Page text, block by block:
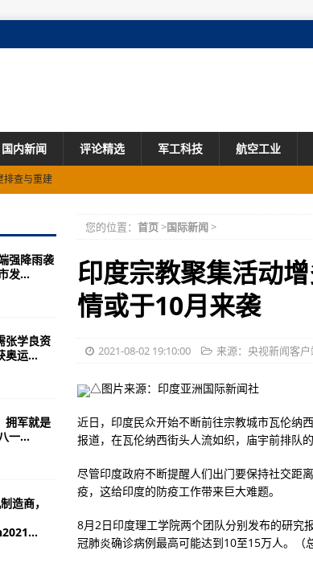
国内新闻 评论精选 军工科技 航空工业
排查与重建
五星红旗
播之《三号任务》
MTU收益超期
立
康救援通道
维护“猪权”：必须让猪住得更宽敞
中自动调整方向的激光制导子弹
残骸被打捞上救生船
去世第二年，中国才获奥运首金
韩国船员获释
“亚洲博尔特”
您的位置： 首页>国际新闻>
印度宗教聚集活动
情或于10月来袭
2021-08-02 19:10:00 来源：央视新闻客户
△图片来源：印度亚洲国际新闻社
近日，印度民众开始不断前往宗教城市瓦伦纳
报道，在瓦伦纳西街头人流如织，庙宇前排队
尽管印度政府不断提醒人们出门要保持社交距
疫，这给印度的防疫工作带来巨大难题。
8月2日印度理工学院两个团队分别发布的研究
冠肺炎确诊病例最高可能达到10至15万人。（
强降雨袭
发...
张学良资
奥运...
拥军就是
一...
造商，